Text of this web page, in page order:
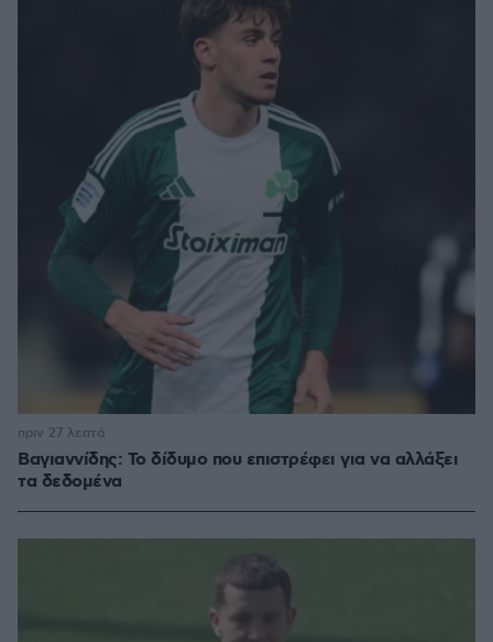
Βαγιαννίδης: Το δίδυμο που επιστρέφει για να αλλάξει
τα δεδομένα
πριν 27 λεπτά